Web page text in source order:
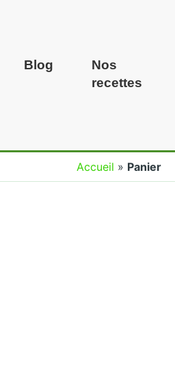
Blog
Nos
recettes
Accueil » Panier